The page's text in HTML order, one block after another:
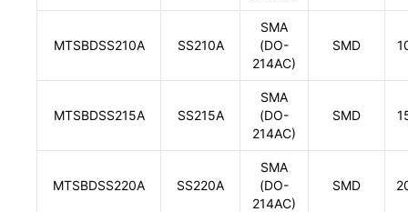
MTSBDSS210A SS210A
SMA
(DO-
214AC)
SMD
MTSBDSS215A SS215A
SMA
(DO-
214AC)
SMD
MTSBDSS220A SS220A
SMA
(DO-
214AC)
SMD